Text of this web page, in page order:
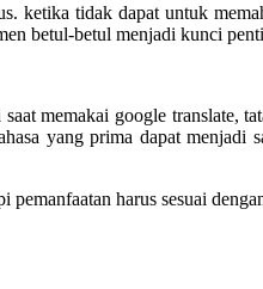
ketika tidak dapat untuk
betul-betul menjadi kunci
memakai google translate,
yang prima dapat menjadi
harus sesuai